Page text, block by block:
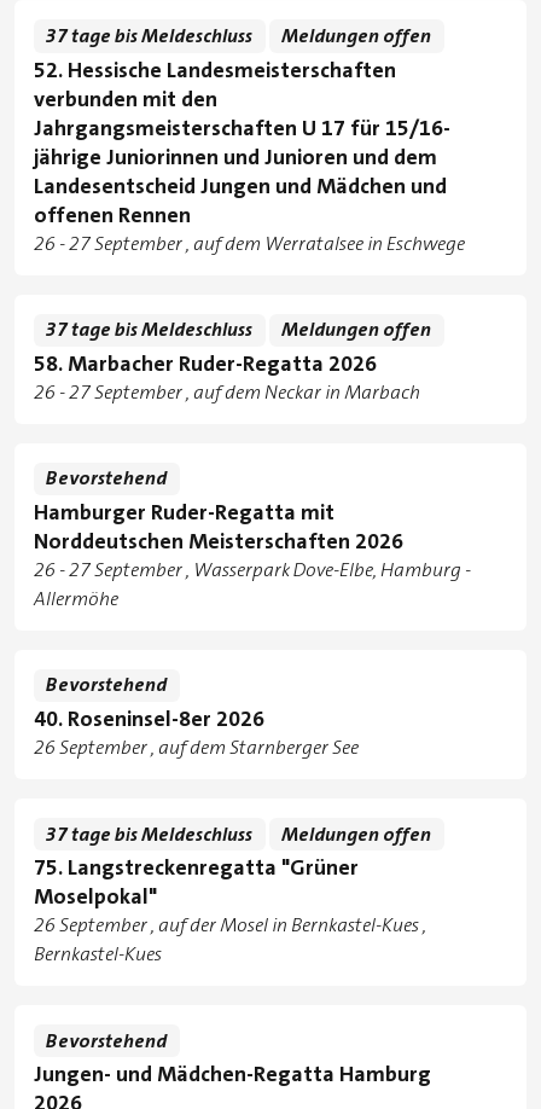
52. Hessische Landesmeisterschaften
verbunden mit den
Jahrgangsmeisterschaften U 17 für 15/16-
jährige Juniorinnen und Junioren und dem
Landesentscheid Jungen und Mädchen und
offenen Rennen
Tage
26zu
-27 September auf dem Werratalsee in Eschwege
37 tage bis Meldeschluss Meldungen offen
58. Marbacher Ruder-Regatta 2026
Tage
26zu
-27 September auf dem Neckar in Marbach
37 tage bis Meldeschluss Meldungen offen
Hamburger Ruder-Regatta mit
Norddeutschen Meisterschaften 2026
Tage
26zu
-27 September
Standorte
Wasserpark Dove-Elbe, Hamburg -
Allermöhe
Bevorstehend
40. Roseninsel-8er 2026
Tage
26 September auf dem Starnberger See
Bevorstehend
75. Langstreckenregatta "Grüner
Moselpokal"
Tage
26 September
Standorte
auf der Mosel in Bernkastel-Kues,
Bernkastel-Kues
37 tage bis Meldeschluss Meldungen offen
Jungen- und Mädchen-Regatta Hamburg
Bevorstehend